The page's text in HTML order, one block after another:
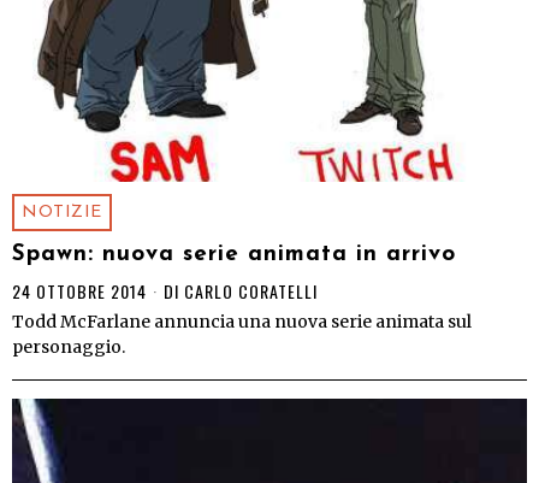
NOTIZIE
Spawn: nuova serie animata in arrivo
24 OTTOBRE 2014 DI CARLO CORATELLI
Todd McFarlane annuncia una nuova serie animata sul
personaggio.